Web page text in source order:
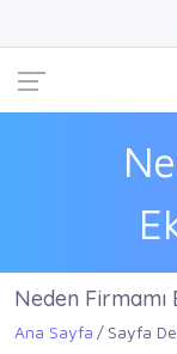
Neden
Ana Sayfa Sayfa